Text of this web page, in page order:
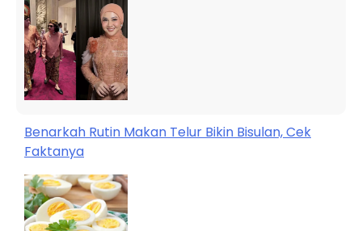
Benarkah Rutin Makan Telur Bikin Bisulan, Cek
Faktanya